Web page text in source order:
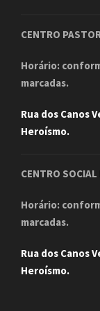
CENTRO
Horário:
marcadas.
Rua dos Canos
Heroísmo.
CENTRO
Horário:
marcadas.
Rua dos Canos
Heroísmo.